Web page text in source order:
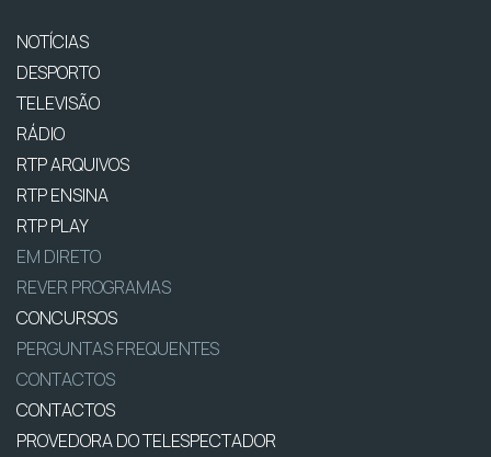
NOTÍCIAS
DESPORTO
TELEVISÃO
RÁDIO
RTP ARQUIVOS
RTP ENSINA
RTP PLAY
EM DIRETO
REVER PROGRAMAS
CONCURSOS
PERGUNTAS FREQUENTES
CONTACTOS
CONTACTOS
PROVEDORA DO TELESPECTADOR